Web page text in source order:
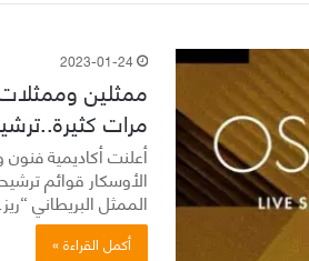
2023-01-24
ممثلين
مرات
أعلنت أكاديمية
الممثل البريطاني
أكمل القراءة »